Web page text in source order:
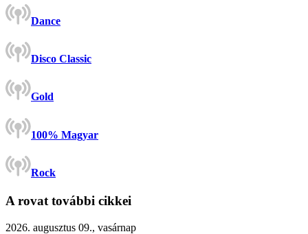
Dance
Disco Classic
Gold
100% Magyar
Rock
A rovat további cikkei
2026. augusztus 09., vasárnap